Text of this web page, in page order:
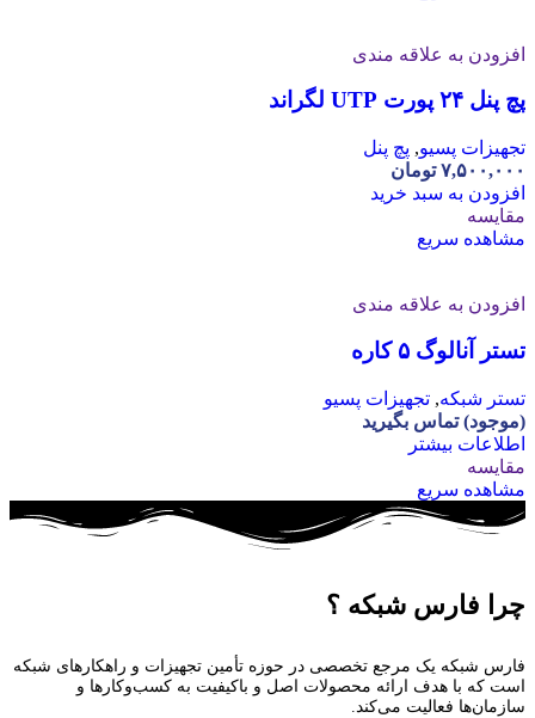
افزودن به علاقه مندی
پچ پنل ۲۴ پورت UTP لگراند
تجهیزات پسیو, پچ پنل
۷,۵۰۰,۰۰۰ تومان
افزودن به سبد خرید
مقایسه
مشاهده سریع
افزودن به علاقه مندی
تستر آنالوگ ۵ کاره
تستر شبکه, تجهیزات پسیو
(موجود) تماس بگیرید
اطلاعات بیشتر
مقایسه
مشاهده سریع
چرا فارس شبکه ؟
فارس شبکه یک مرجع تخصصی در حوزه تأمین تجهیزات و راهکارهای شبکه
است که با هدف ارائه محصولات اصل و باکیفیت به کسب‌وکارها و
سازمان‌ها فعالیت می‌کند.